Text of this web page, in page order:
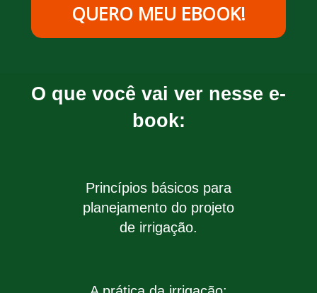
QUERO MEU EBOOK!
O que você vai ver nesse e-
book:
Princípios básicos para
planejamento do projeto
de irrigação.